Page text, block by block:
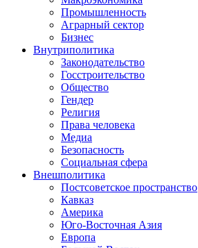
Промышленность
Аграрный сектор
Бизнес
Внутриполитика
Законодательство
Госстроительство
Общество
Гендер
Религия
Права человека
Медиа
Безопасность
Социальная сфера
Внешполитика
Постсоветское пространство
Кавказ
Америка
Юго-Восточная Азия
Европа